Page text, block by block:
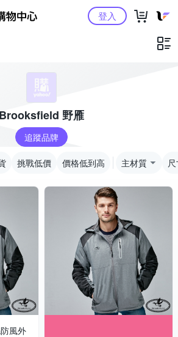
Yahoo購物中心登入
Brooksfield 野雁
追蹤品牌
挑戰低價 價格低到高 主材質
風外